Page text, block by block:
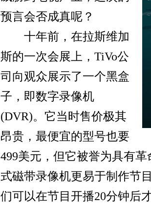
预言会否成真呢？
十年前，在拉斯维加
斯的一次会展上，TiVo公
司向观众展示了一个黑盒
子，即数字录像机
(DVR)。它当时售价极其
昂贵，最便宜的型号也要
499美元，但它被誉为具有
式磁带录像机更易于制作节
们可以在节目开播20分钟后